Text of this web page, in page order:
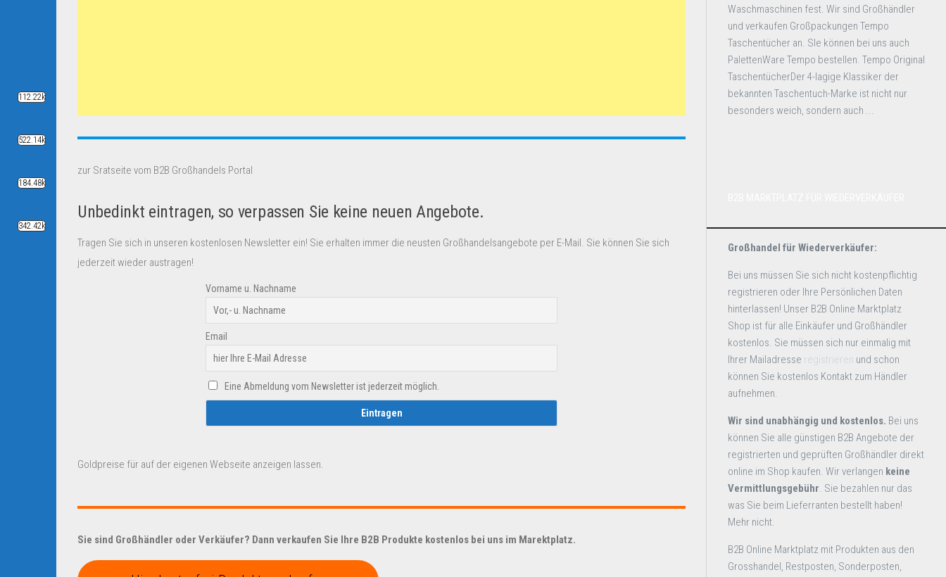
zur Sratseite vom B2B Großhandels Portal
Unbedinkt eintragen, so verpassen Sie keine neuen Angebote.
Tragen Sie sich in unseren kostenlosen Newsletter ein! Sie erhalten immer die neusten Großhandelsangebote per E-Mail. Sie können Sie sich
jederzeit wieder austragen!
Vorname u. Nachname
Email
Eine Abmeldung vom Newsletter ist jederzeit möglich.
Goldpreise für auf der eigenen Webseite anzeigen lassen.
Sie sind Großhändler oder Verkäufer? Dann verkaufen Sie Ihre B2B Produkte kostenlos bei uns im Marektplatz.
Waschmaschinen fest. Wir sind Großhändler
und verkaufen Großpackungen Tempo
Taschentücher an. SIe können bei uns auch
PalettenWare Tempo bestellen. Tempo Original
TaschentücherDer 4-lagige Klassiker der
bekannten Taschentuch-Marke ist nicht nur
besonders weich, sondern auch ...
Großhandel für Wiederverkäufer:
Bei uns müssen Sie sich nicht kostenpflichtig
registrieren oder Ihre Persönlichen Daten
hinterlassen! Unser B2B Online Marktplatz
Shop ist für alle Einkäufer und Großhändler
kostenlos. Sie müssen sich nur einmalig mit
Ihrer Mailadresse registrieren und schon
können Sie kostenlos Kontakt zum Händler
aufnehmen.
Wir sind unabhängig und kostenlos. Bei uns
können Sie alle günstigen B2B Angebote der
registrierten und geprüften Großhändler direkt
online im Shop kaufen. Wir verlangen keine
Vermittlungsgebühr. Sie bezahlen nur das
was Sie beim Lieferranten bestellt haben!
Mehr nicht.
B2B Online Marktplatz mit Produkten aus den
Grosshandel, Restposten, Sonderposten,
112.22k
522.14k
184.48k
342.42k